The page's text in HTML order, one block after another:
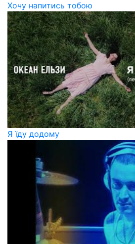
Хочу напитись тобою
Я їду додому